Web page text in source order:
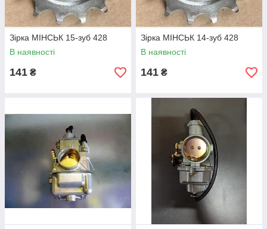
Зірка МІНСЬК 15-зуб 428
В наявності
141 ₴
Зірка МІНСЬК 14-зуб 428
В наявності
141 ₴